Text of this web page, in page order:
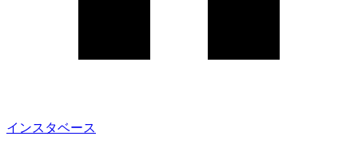
インスタベース